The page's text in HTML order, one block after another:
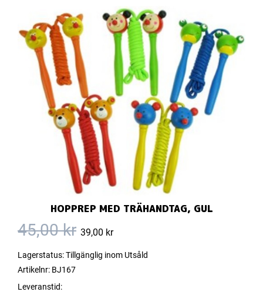
HOPPREP MED TRÄHANDTAG, GUL
45,00 kr 39,00 kr
Lagerstatus:Tillgänglig inom Utsåld
Artikelnr: BJ167
Leveranstid: